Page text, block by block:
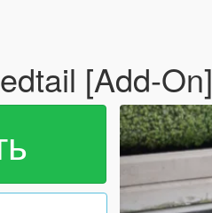
[Add-On]